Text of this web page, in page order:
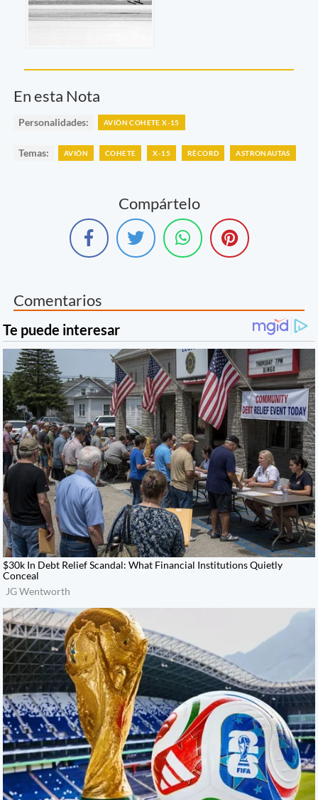
En esta Nota
Personalidades: AVIÒN COHETE X-15
Temas: AVIÓN COHETE X-15 RÈCORD ASTRONAUTAS
Compártelo
Comentarios